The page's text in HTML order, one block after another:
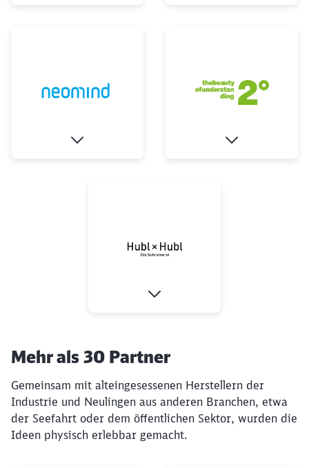
Mehr als 30 Partner
Gemeinsam mit alteingesessenen Herstellern der
Industrie und Neulingen aus anderen Branchen, etwa
der Seefahrt oder dem öffentlichen Sektor, wurden die
Ideen physisch erlebbar gemacht.